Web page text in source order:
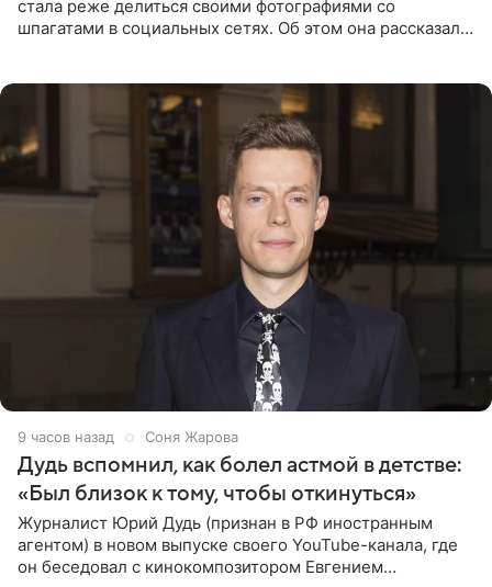
стала реже делиться своими фотографиями со
шпагатами в социальных сетях. Об этом она рассказала
9 часов назад Соня Жарова
Дудь вспомнил, как болел астмой в детстве:
«Был близок к тому, чтобы откинуться»
Журналист Юрий Дудь (признан в РФ иностранным
агентом) в новом выпуске своего YouTube-канала, где
он беседовал с кинокомпозитором Евгением